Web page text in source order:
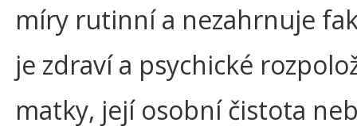
míry rutinní a nezahrnuje
je zdraví a psychické
matky, její osobní čistota